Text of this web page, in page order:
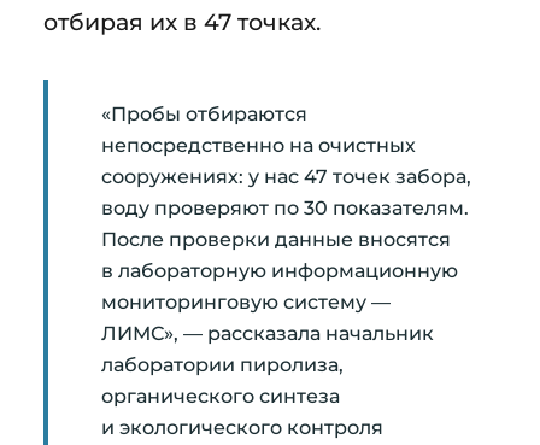
отбирая их в 47 точках.
«Пробы отбираются
непосредственно на очистных
сооружениях: у нас 47 точек забора,
воду проверяют по 30 показателям.
После проверки данные вносятся
в лабораторную информационную
мониторинговую систему —
ЛИМС», — рассказала начальник
лаборатории пиролиза,
органического синтеза
и экологического контроля